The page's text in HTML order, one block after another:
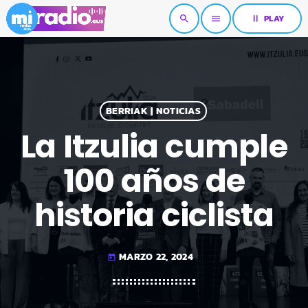
search menu pause PLAY
BERRIAK | NOTICIAS
La Itzulia cumple
100 años de
historia ciclista
today MARZO 22, 2024